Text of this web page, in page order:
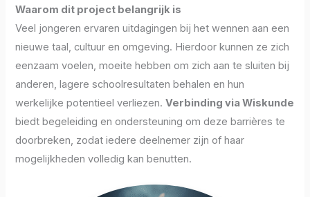
Waarom dit project belangrijk is
Veel jongeren ervaren uitdagingen bij het wennen aan een
nieuwe taal, cultuur en omgeving. Hierdoor kunnen ze zich
eenzaam voelen, moeite hebben om zich aan te sluiten bij
anderen, lagere schoolresultaten behalen en hun
werkelijke potentieel verliezen.Verbinding via Wiskunde
biedt begeleiding en ondersteuning om deze barrières te
doorbreken, zodat iedere deelnemer zijn of haar
mogelijkheden volledig kan benutten.